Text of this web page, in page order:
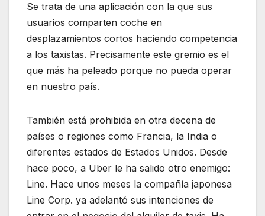
Se trata de una aplicación con la que sus
usuarios comparten coche en
desplazamientos cortos haciendo competencia
a los taxistas. Precisamente este gremio es el
que más ha peleado porque no pueda operar
en nuestro país.
También está prohibida en otra decena de
países o regiones como Francia, la India o
diferentes estados de Estados Unidos. Desde
hace poco, a Uber le ha salido otro enemigo:
Line. Hace unos meses la compañía japonesa
Line Corp. ya adelantó sus intenciones de